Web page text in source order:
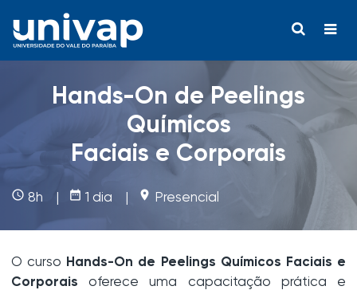
Hands-On de Peelings
Químicos
Faciais e Corporais
access_time 8h | date_range 1 dia | place Presencial
O curso Hands-On de Peelings Químicos Faciais e
Corporais oferece uma capacitação prática e